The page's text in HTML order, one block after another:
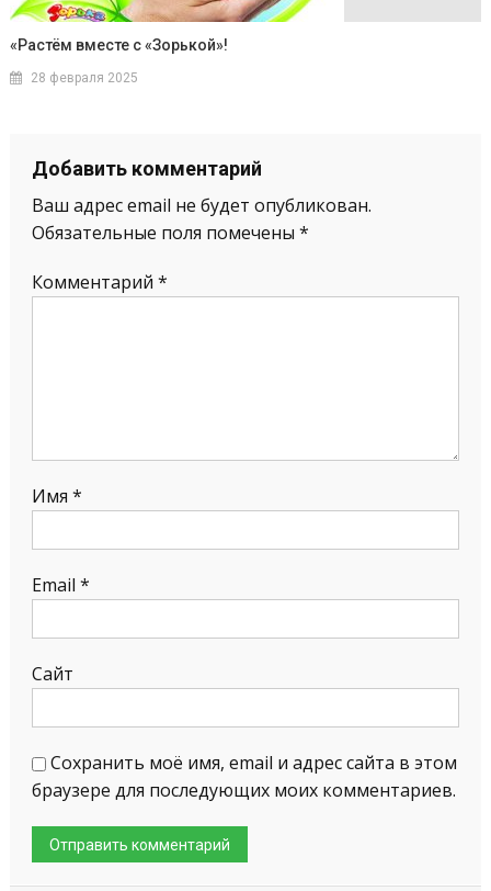
«Растём вместе с «Зорькой»!
28 февраля 2025
Добавить комментарий
Ваш адрес email не будет опубликован.
Обязательные поля помечены *
Комментарий *
Имя *
Email *
Сайт
Сохранить моё имя, email и адрес сайта в этом
браузере для последующих моих комментариев.